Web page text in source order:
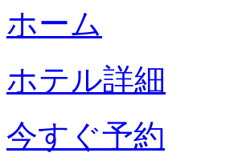
ホーム
ホテル詳細
今すぐ予約